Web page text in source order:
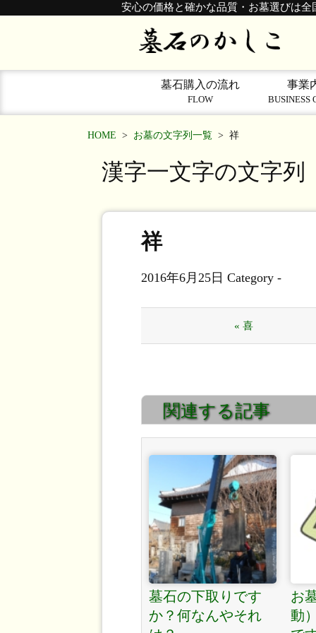
安心の価格と確かな品質・お墓選びは
墓石購入の流れ
FLOW
事業
BUSINESS
HOME > お墓の文字列一覧 > 祥
漢字一文字の文字列
祥
2016年6月25日 Category -
« 喜
関連する記事
墓石の下取りです
か？何なんやそれ
お
動